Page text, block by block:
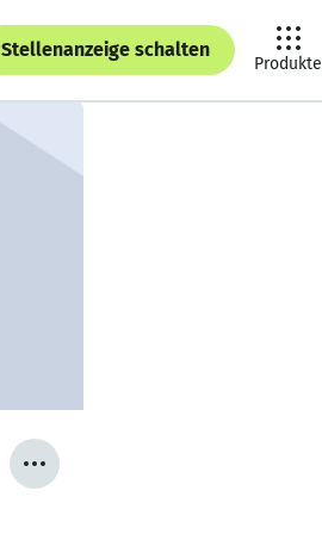
Stellenanzeige schalten
Produkte